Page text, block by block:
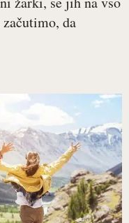
da